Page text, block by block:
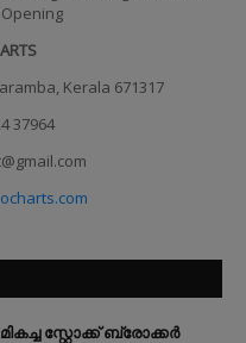
Kerala 671317
37964
സ്റ്റോക്ക് ബ്രോക്കർ